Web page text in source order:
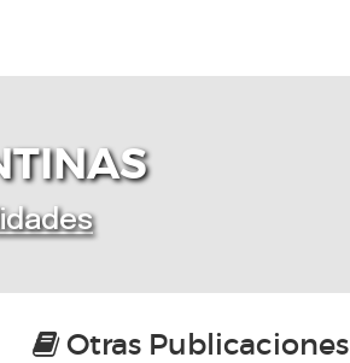
Otras Publicaciones